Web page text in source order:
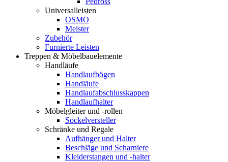
Universalleisten
OSMO
Meister
Zubehör
Furnierte Leisten
Treppen & Möbelbauelemente
Handläufe
Handlaufbögen
Handläufe
Handlaufabschlusskappen
Handlaufhalter
Möbelgleiter und -rollen
Sockelversteller
Schränke und Regale
Aufhänger und Halter
Beschläge und Scharniere
Kleiderstangen und -halter